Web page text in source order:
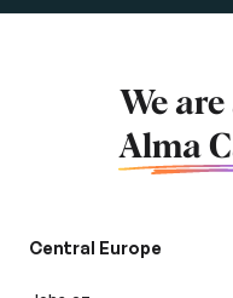
We
Alma
Central Europe